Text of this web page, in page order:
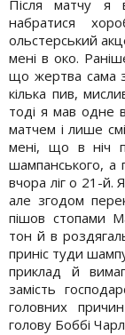
Після матчу я
набратися
ольстерський
мені в око.
що жертва сама
кілька пив,
тоді я мав одне
матчем і лише
мені, що в ніч
шампанського, а
вчора ліг о 21-й.
але згодом
пішов стопами
тон й в
приніс туди
приклад й
замість
головних
голову Боббі